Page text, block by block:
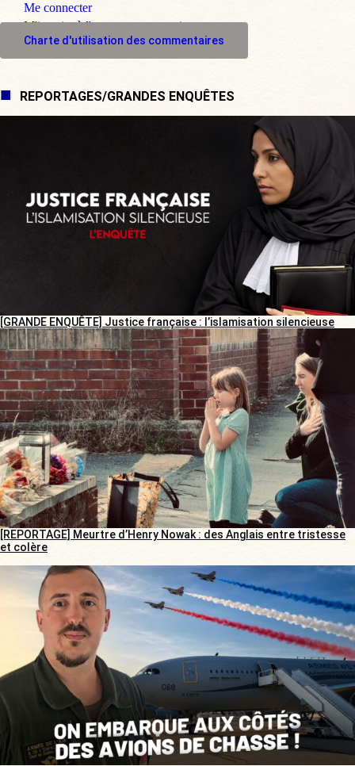
Me connecter
M'inscrire à l'espace commentaire
Charte d'utilisation des commentaires
REPORTAGES/GRANDES ENQUÊTES
[GRANDE ENQUÊTE] Justice française : l’islamisation silencieuse
[REPORTAGE] Meurtre d’Henry Nowak : des Anglais entre tristesse
et colère